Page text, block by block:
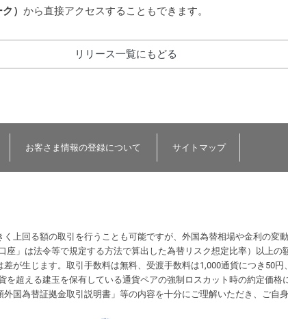
） から直接アクセスすることもできます。
リリース一覧にもどる
お客さま情報の登録について サイトマップ
上回る額の取引を行うことも可能ですが、外国為替相場や金利の変
」は法令等で規定する方法で算出した為替リスク想定比率）以上
が生じます。取引手数料は無料、受渡手数料は1,000通貨につき50
超える建玉を保有している通貨ペアの強制ロスカット時の約定価
国為替証拠金取引説明書」等の内容を十分にご理解いただき、ご自